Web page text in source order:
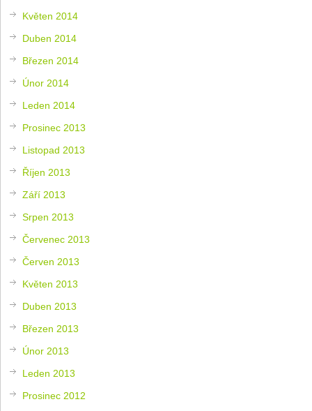
Květen 2014
Duben 2014
Březen 2014
Únor 2014
Leden 2014
Prosinec 2013
Listopad 2013
Říjen 2013
Září 2013
Srpen 2013
Červenec 2013
Červen 2013
Květen 2013
Duben 2013
Březen 2013
Únor 2013
Leden 2013
Prosinec 2012